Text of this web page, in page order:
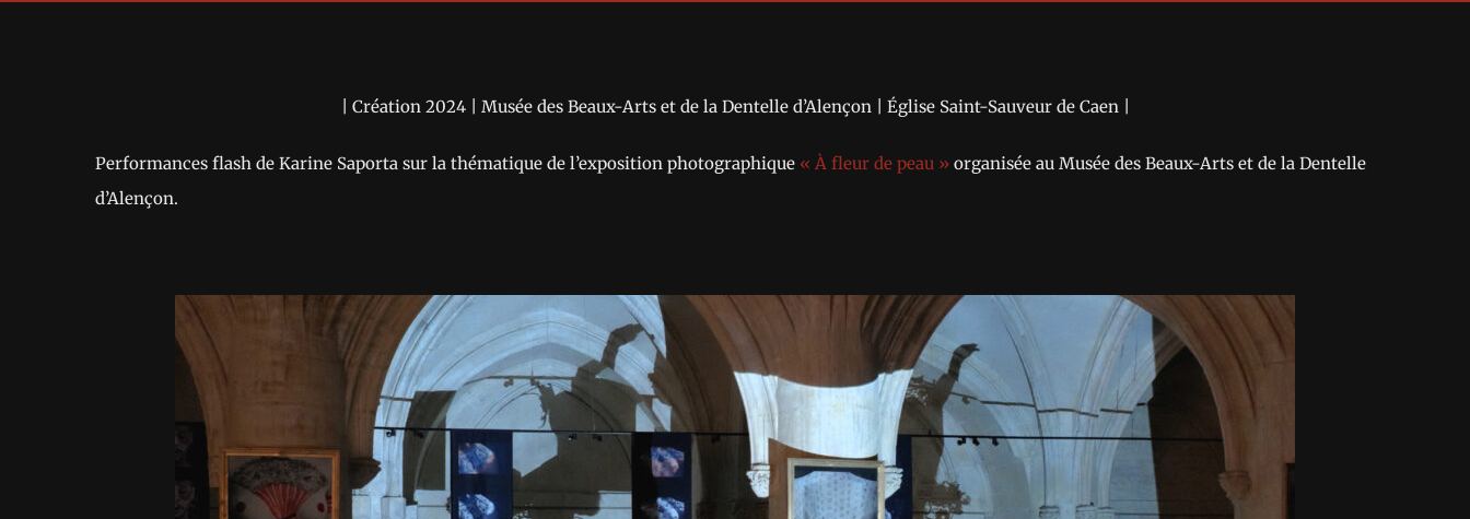
| Création 2024 | Musée des Beaux-Arts et de la Dentelle d’Alençon | Église Saint-Sauveur de Caen |
Performances flash de Karine Saporta sur la thématique de l’exposition photographique « À fleur de peau » organisée au Musée des Beaux-Arts et de la Dentelle
d’Alençon.